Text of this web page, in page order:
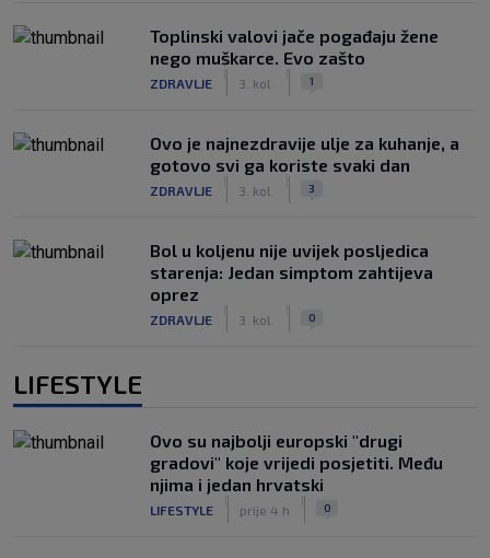
Toplinski valovi jače pogađaju žene
nego muškarce. Evo zašto
ZDRAVLJE 3. kol. 1
Ovo je najnezdravije ulje za kuhanje, a
gotovo svi ga koriste svaki dan
ZDRAVLJE 3. kol. 3
Bol u koljenu nije uvijek posljedica
starenja: Jedan simptom zahtijeva
oprez
ZDRAVLJE 3. kol. 0
LIFESTYLE
Ovo su najbolji europski "drugi
gradovi" koje vrijedi posjetiti. Među
njima i jedan hrvatski
LIFESTYLE prije 4 h 0